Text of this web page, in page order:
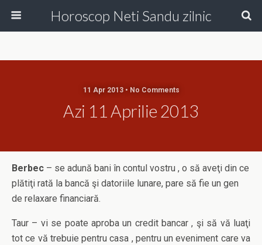
Horoscop Neti Sandu zilnic
11 Apr 2013 • No Comments
Azi 11 Aprilie 2013
Berbec – se adună bani în contul vostru , o să aveţi din ce
plătiţi rată la bancă şi datoriile lunare, pare să fie un gen
de relaxare financiară.
Taur – vi se poate aproba un credit bancar , şi să vă luaţi
tot ce vă trebuie pentru casa , pentru un eveniment care va